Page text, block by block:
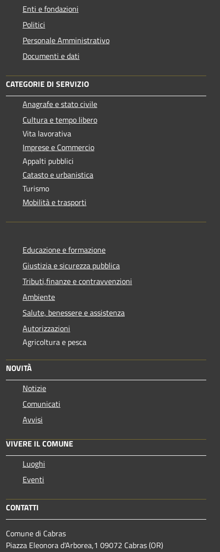
Enti e fondazioni
Politici
Personale Amministrativo
Documenti e dati
CATEGORIE DI SERVIZIO
Anagrafe e stato civile
Cultura e tempo libero
Vita lavorativa
Imprese e Commercio
Appalti pubblici
Catasto e urbanistica
Turismo
Mobilità e trasporti
Educazione e formazione
Giustizia e sicurezza pubblica
Tributi,finanze e contravvenzioni
Ambiente
Salute, benessere e assistenza
Autorizzazioni
Agricoltura e pesca
NOVITÀ
Notizie
Comunicati
Avvisi
VIVERE IL COMUNE
Luoghi
Eventi
CONTATTI
Comune di Cabras
Piazza Eleonora d'Arborea,1 09072 Cabras (OR)